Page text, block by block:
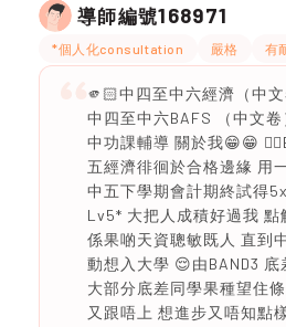
導師編號168971
*個人化consultation 嚴格 有
🫵🏻中四至中六經濟（中
中四至中六BAFS （中文
中功課輔導 關於我😁😁
五經濟徘徊於合格邊緣 用
中五下學期會計期終試得
Lv5* 大把人成積好過我 點
係果啲天資聰敏既人 直到
動想入大學 😌由BAND3
大部分底差同學果種望住
又跟唔上 想進步又唔知點